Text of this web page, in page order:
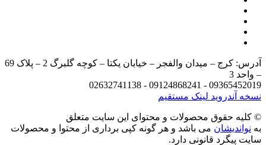
آدرس: کرج – میدان والفجر – خیابان یکتا – کوچه گلبرگ 2 – پلاک 69
3
09365452019 - 09124868241 -
آندرویدلینک مستقیم
حقوق محصولات و محتوای اين سایت متعلق
می باشد و هر گونه کپی برداری از محتوا و محصولات
پیگرد قانونی دارد.